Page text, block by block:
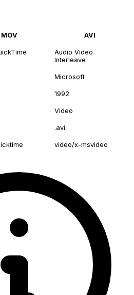
MOV AVI
Audio Video
Interleave
Microsoft
1992
Video
.avi
video/x-msvideo